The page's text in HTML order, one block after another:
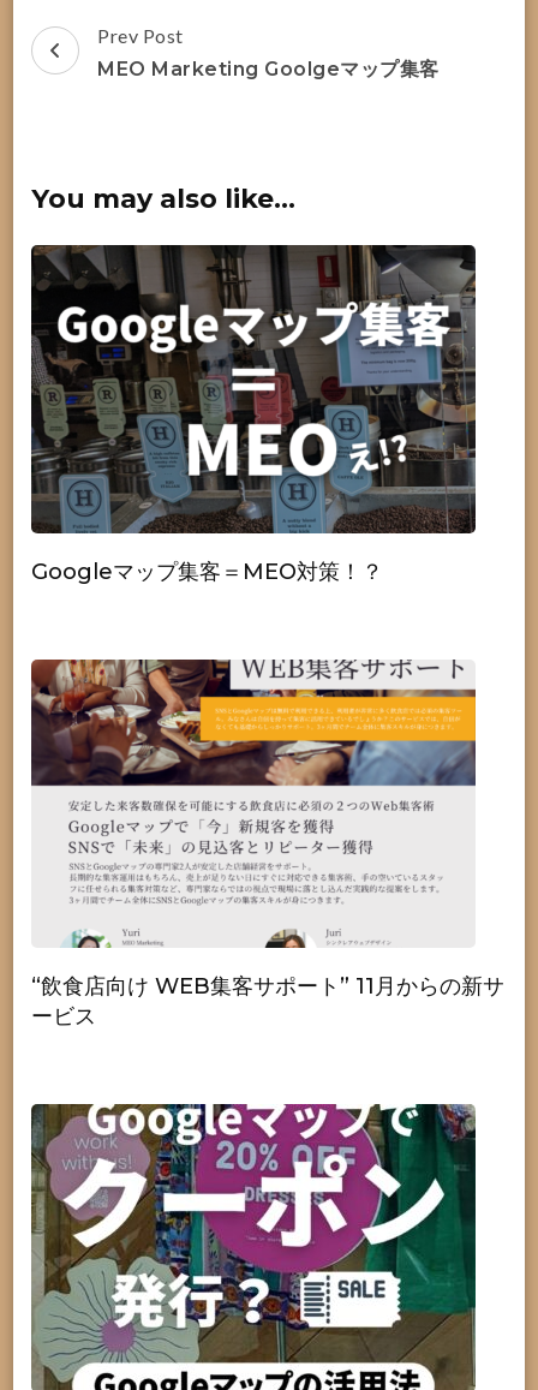
Post
Navigation
Prev Post
MEO Marketing Goolgeマップ集客
You may also like...
Googleマップ集客＝MEO対策！？
“飲食店向け WEB集客サポート” 11月からの新サ
ービス